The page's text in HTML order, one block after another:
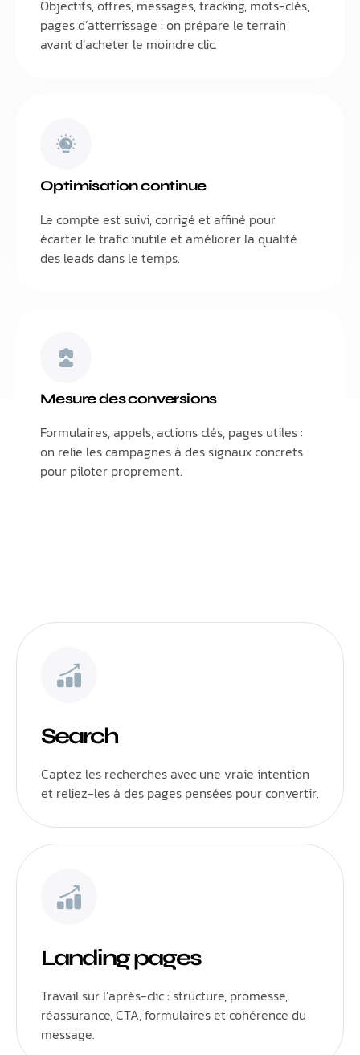
Objectifs, offres, messages, tracking, mots-clés,
pages d’atterrissage : on prépare le terrain
avant d’acheter le moindre clic.
Optimisation continue
Le compte est suivi, corrigé et affiné pour
écarter le trafic inutile et améliorer la qualité
des leads dans le temps.
Mesure des conversions
Formulaires, appels, actions clés, pages utiles :
on relie les campagnes à des signaux concrets
pour piloter proprement.
Search
Captez les recherches avec une vraie intention
et reliez-les à des pages pensées pour convertir.
Landing pages
Travail sur l’après-clic : structure, promesse,
réassurance, CTA, formulaires et cohérence du
message.